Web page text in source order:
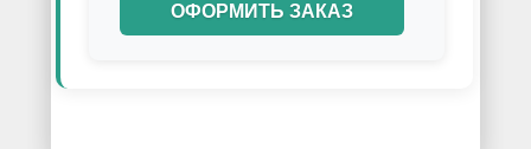
ОФОРМИТЬ ЗАКАЗ